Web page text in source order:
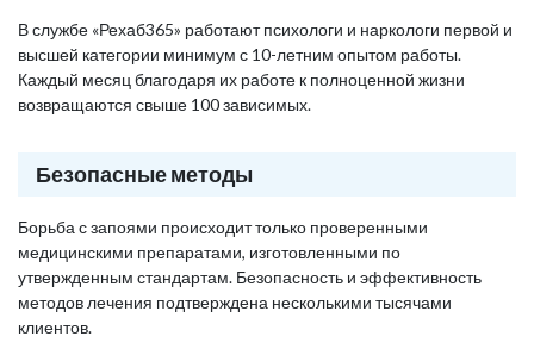
В службе «Рехаб365» работают психологи и наркологи первой и
высшей категории минимум с 10-летним опытом работы.
Каждый месяц благодаря их работе к полноценной жизни
возвращаются свыше 100 зависимых.
Безопасные методы
Борьба с запоями происходит только проверенными
медицинскими препаратами, изготовленными по
утвержденным стандартам. Безопасность и эффективность
методов лечения подтверждена несколькими тысячами
клиентов.